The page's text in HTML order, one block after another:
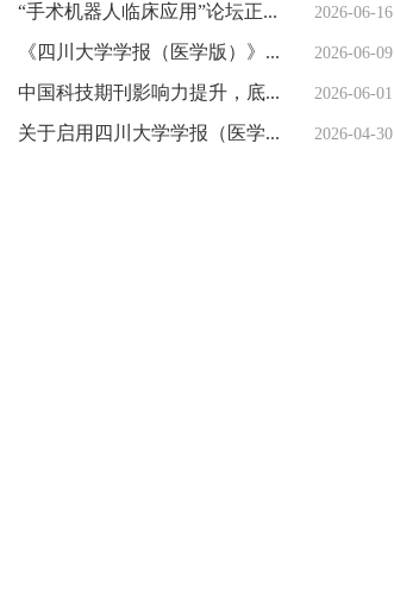
“手术机器人临床应用”论坛正式发布 2026-06-16
《四川大学学报（医学版）》2026年编委会会议举行 2026-06-09
中国科技期刊影响力提升，底气何来？（创新谈） 2026-06-01
关于启用四川大学学报（医学版）新投审稿系统的通知 2026-04-30